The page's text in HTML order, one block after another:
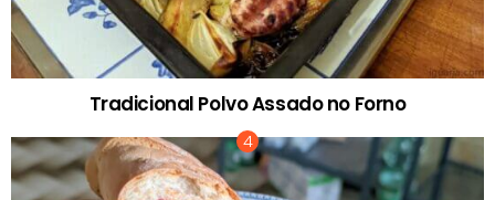
Tradicional Polvo Assado no Forno